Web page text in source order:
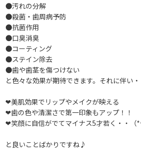
●汚れの分解
●殺菌・歯周病予防
●抗菌作用
●口臭消臭
●コーティング
●ステイン除去
●歯や歯茎を傷つけない
と色々な効果が期待できます。それに伴い・
❤美肌効果でリップやメイクが映える
❤歯の色や清潔さで第一印象もアップ！！
❤笑顔に自信がでてマイナス5才若く・・（
と良いことばかりですね♪